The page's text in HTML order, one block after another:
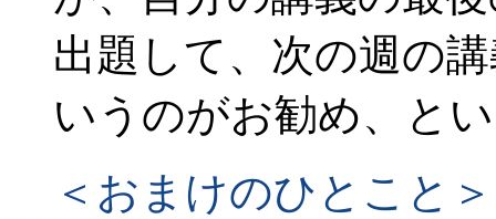
出題して、次の週の
いうのがお勧め、と
＜おまけのひとこと＞